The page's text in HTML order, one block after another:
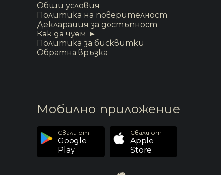
Общи условия
Политика на поверителност
Декларация за достъпност
Как да чуем ►
Политика за бисквитки
Обратна връзка
Мобилно приложение
Свали от
Google
Play
Свали от
Apple
Store